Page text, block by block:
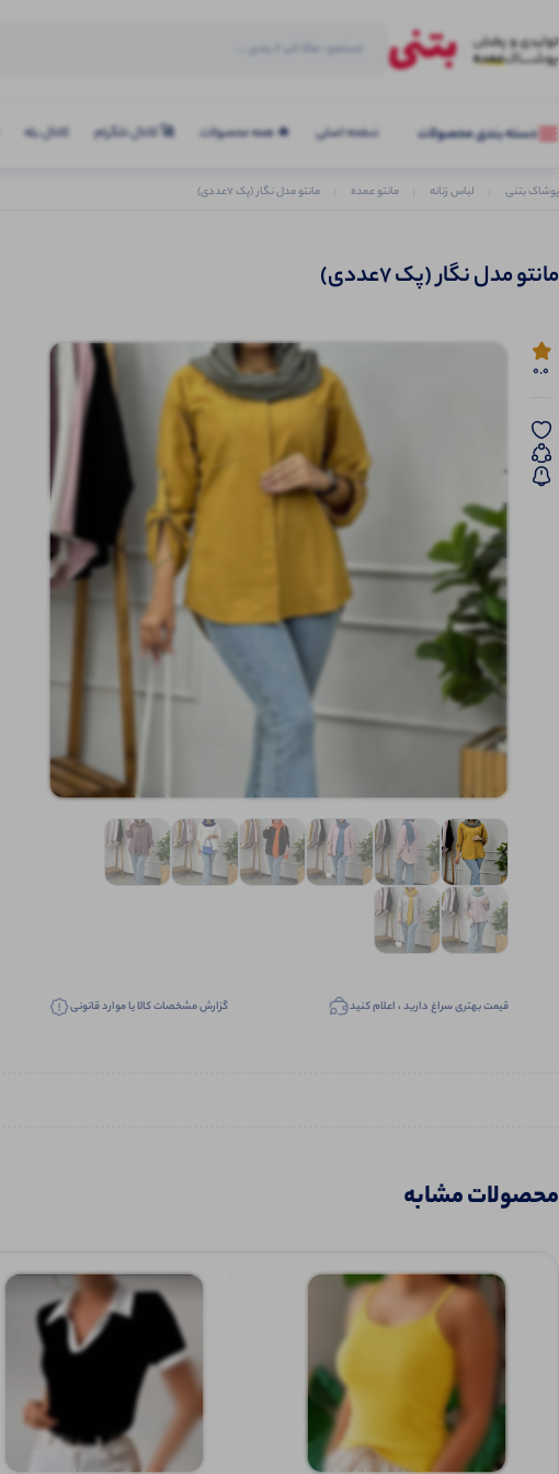
دسته بندی محصولات صفحه اصلی 🔥 همه محصولات 🚀 کانال تلگرام کانال بله
پوشاک بتنی لباس زنانه مانتو عمده مانتو مدل نگار (پک 7عددی)
مانتو مدل نگار (پک 7عددی)
0.0
قیمت بهتری سراغ دارید ، اعلام کنید گزارش مشخصات کالا یا موارد قانونی
محصولات مشابه